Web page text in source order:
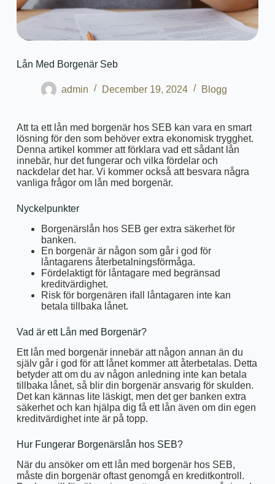
Lån Med Borgenär Seb
admin December 19, 2024 Blogg
Att ta ett lån med borgenär hos SEB kan vara en smart
lösning för den som behöver extra ekonomisk trygghet.
Denna artikel kommer att förklara vad ett sådant lån
innebär, hur det fungerar och vilka fördelar och
nackdelar det har. Vi kommer också att besvara några
vanliga frågor om lån med borgenär.
Nyckelpunkter
Borgenärslån hos SEB ger extra säkerhet för
banken.
En borgenär är någon som går i god för
låntagarens återbetalningsförmåga.
Fördelaktigt för låntagare med begränsad
kreditvärdighet.
Risk för borgenären ifall låntagaren inte kan
betala tillbaka lånet.
Vad är ett Lån med Borgenär?
Ett lån med borgenär innebär att någon annan än du
själv går i god för att lånet kommer att återbetalas. Detta
betyder att om du av någon anledning inte kan betala
tillbaka lånet, så blir din borgenär ansvarig för skulden.
Det kan kännas lite läskigt, men det ger banken extra
säkerhet och kan hjälpa dig få ett lån även om din egen
kreditvärdighet inte är på topp.
Hur Fungerar Borgenärslån hos SEB?
När du ansöker om ett lån med borgenär hos SEB,
måste din borgenär oftast genomgå en kreditkontroll.